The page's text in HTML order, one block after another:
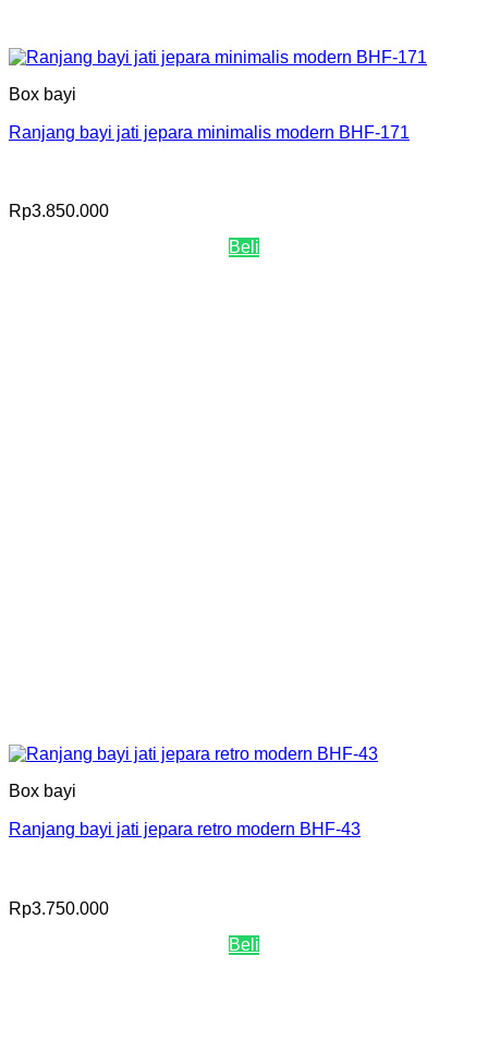
Box bayi
Ranjang bayi jati jepara minimalis modern BHF-171
Rp3.850.000
Beli
Box bayi
Ranjang bayi jati jepara retro modern BHF-43
Rp3.750.000
Beli